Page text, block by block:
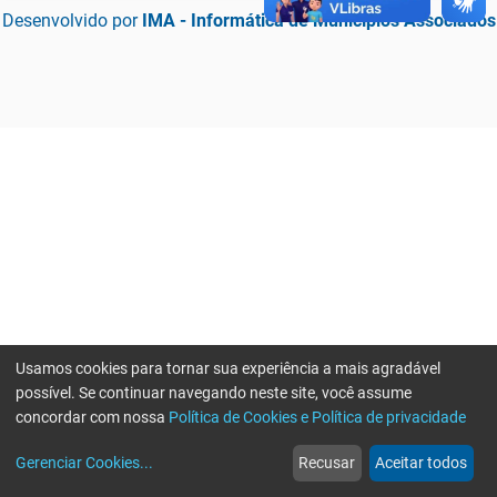
Desenvolvido por IMA - Informática de Municípios Associados
web
Notícias
more_horiz
Mais
Usamos cookies para tornar sua experiência a mais agradável
possível. Se continuar navegando neste site, você assume
concordar com nossa Política de Cookies e Política de privacidade
Gerenciar Cookies... Recusar Aceitar todos
Erro ao enviar informações, por favor tente novamente